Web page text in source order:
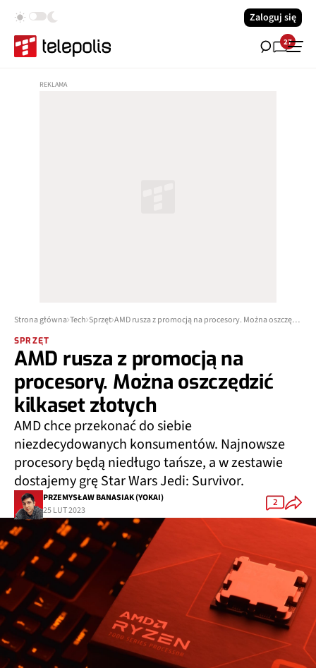
Zaloguj się
27
Strona główna Tech Sprzęt AMD rusza z promocją na procesory. Można oszczędzić kilkaset złotych
SPRZĘT
AMD rusza z promocją na
procesory. Można oszczędzić
kilkaset złotych
AMD chce przekonać do siebie
niezdecydowanych konsumentów. Najnowsze
procesory będą niedługo tańsze, a w zestawie
dostajemy grę Star Wars Jedi: Survivor.
PRZEMYSŁAW BANASIAK (YOKAI)
25 LUT 2023
2